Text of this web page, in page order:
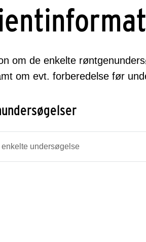
om de enkelte
om evt. forberedelse før
undersøgelse